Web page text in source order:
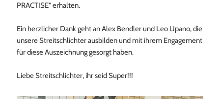
PRACTISE“ erhalten.
Ein herzlicher Dank geht an Alex Bendler und Leo Upano, die
unsere Streitschlichter ausbilden und mit ihrem Engagement
für diese Auszeichnung gesorgt haben.
Liebe Streitschlichter, ihr seid Super!!!